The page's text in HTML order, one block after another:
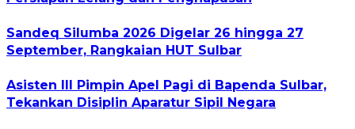
Sandeq Silumba 2026 Digelar 26 hingga 27
September, Rangkaian HUT Sulbar
Asisten III Pimpin Apel Pagi di Bapenda Sulbar,
Tekankan Disiplin Aparatur Sipil Negara